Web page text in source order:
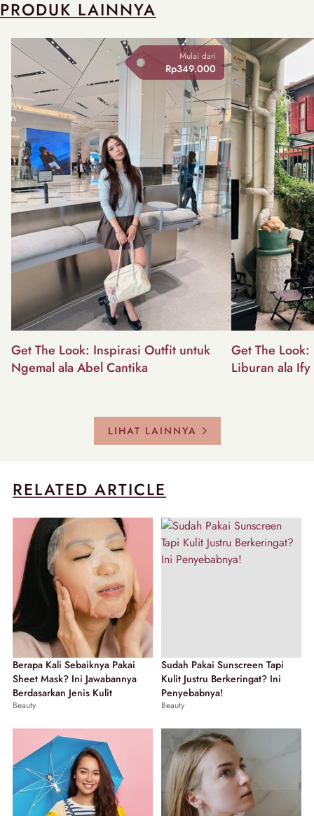
PRODUK LAINNYA
Mulai dari
Rp349.000
Get The Look: Inspirasi Outfit untuk
Ngemal ala Abel Cantika
Get The
Liburan ala Ify
LIHAT LAINNYA
RELATED ARTICLE
Berapa Kali Sebaiknya Pakai
Sheet Mask? Ini Jawabannya
Berdasarkan Jenis Kulit
Beauty
Sudah Pakai Sunscreen Tapi
Kulit Justru Berkeringat? Ini
Penyebabnya!
Beauty